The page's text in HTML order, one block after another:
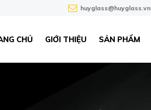
huyglass@huyglass.vn
CHỦ GIỚI THIỆU SẢN PHẨM